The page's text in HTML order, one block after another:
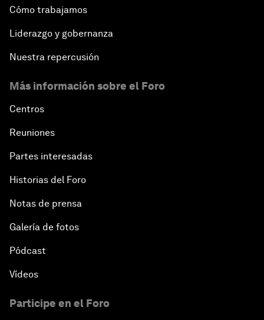
Cómo trabajamos
Liderazgo y gobernanza
Nuestra repercusión
Más información sobre el Foro
Centros
Reuniones
Partes interesadas
Historias del Foro
Notas de prensa
Galería de fotos
Pódcast
Vídeos
Participe en el Foro